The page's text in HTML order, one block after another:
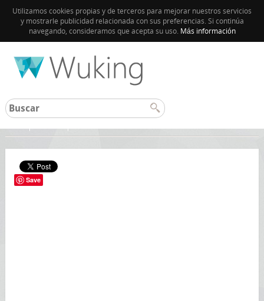
Utilizamos cookies propias y de terceros para mejorar nuestros servicios
y mostrarle publicidad relacionada con sus preferencias. Si continúa
navegando, consideramos que acepta su uso. Más información
Save